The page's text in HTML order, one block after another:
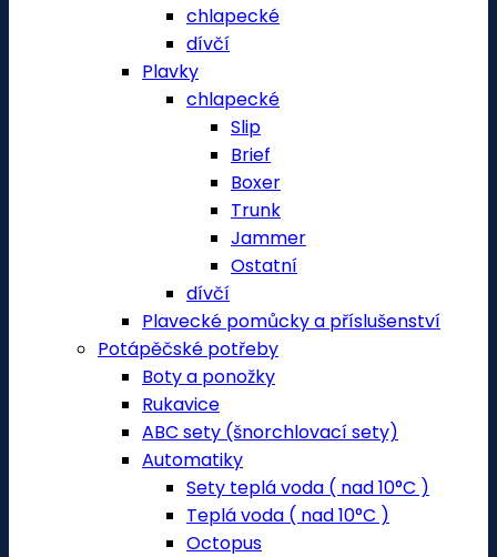
chlapecké
dívčí
Plavky
chlapecké
Slip
Brief
Boxer
Trunk
Jammer
Ostatní
dívčí
Plavecké pomůcky a příslušenství
Potápěčské potřeby
Boty a ponožky
Rukavice
ABC sety (šnorchlovací sety)
Automatiky
Sety teplá voda ( nad 10°C )
Teplá voda ( nad 10°C )
Octopus